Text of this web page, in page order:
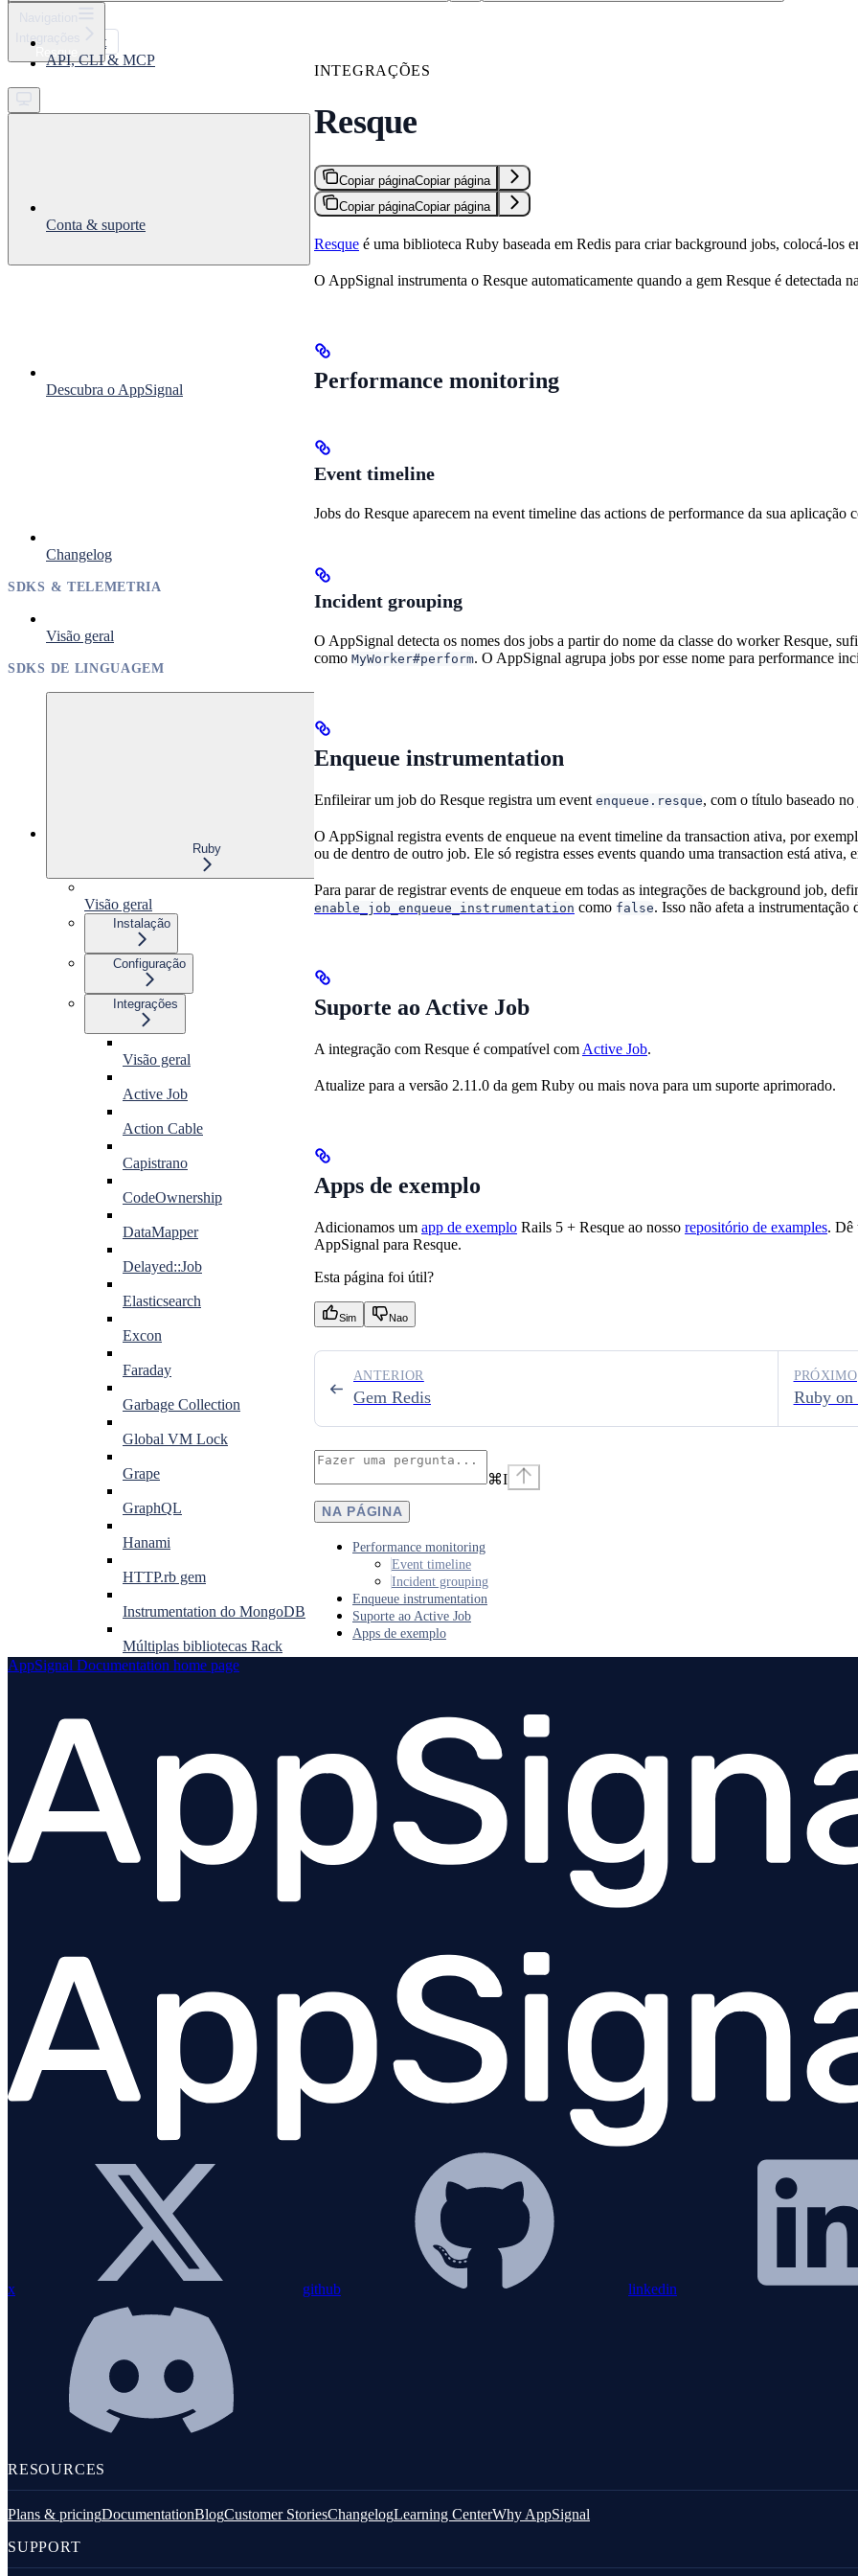
Support
Get started
Integrações
Resque
API, CLI & MCP
Conta & suporte
Descubra o AppSignal
Changelog
SDKS & TELEMETRIA
Visão geral
SDKS DE LINGUAGEM
Ruby
Visão geral
Instalação
Configuração
Integrações
Visão geral
Active Job
Action Cable
Capistrano
CodeOwnership
DataMapper
Delayed::Job
Elasticsearch
Excon
Faraday
Garbage Collection
Global VM Lock
Grape
GraphQL
Hanami
HTTP.rb gem
Instrumentation do MongoDB
Múltiplas bibliotecas Rack
Que
Rack
Ruby on Rails
Ruby VM
Sequel
Shoryuken
Sinatra
Solid Queue
Gem ViewComponent
Webmachine
Ferramentas de linha de comando
Logging
INTEGRAÇÕES
Resque
Copiar páginaCopiar página
Copiar páginaCopiar página
Resque é uma biblioteca Ruby baseada em Redis para criar background jobs, colocá-los
O AppSignal instrumenta o Resque automaticamente quando a gem Resque é detectada
Performance monitoring
Event timeline
Jobs do Resque aparecem na event timeline das actions de performance da sua aplicação
Incident grouping
O AppSignal detecta os nomes dos jobs a partir do nome da classe do worker Resque,
como MyWorker#perform. O AppSignal agrupa jobs por esse nome para performance
Enqueue instrumentation
Enfileirar um job do Resque registra um event enqueue.resque, com o título baseado
O AppSignal registra events de enqueue na event timeline da transaction ativa, por
ou de dentro de outro job. Ele só registra esses events quando uma transaction está
Para parar de registrar events de enqueue em todas as integrações de background job,
enable_job_enqueue_instrumentation como false. Isso não afeta a instrumentação
Suporte ao Active Job
A integração com Resque é compatível com Active Job.
Atualize para a versão 2.11.0 da gem Ruby ou mais nova para um suporte aprimorado.
Apps de exemplo
Adicionamos um app de exemplo Rails 5 + Resque ao nosso repositório de examples. Dê
AppSignal para Resque.
Esta página foi útil?
Sim Nao
Gem Redis
ANTERIOR
Ruby on
PRÓXIMO
⌘I
NA PÁGINA
Performance monitoring
Event timeline
Incident grouping
Enqueue instrumentation
Suporte ao Active Job
Apps de exemplo
AppSignal Documentation home page
x github linkedin
RESOURCES
Plans & pricingDocumentationBlogCustomer StoriesChangelogLearning CenterWhy AppSignal
SUPPORT